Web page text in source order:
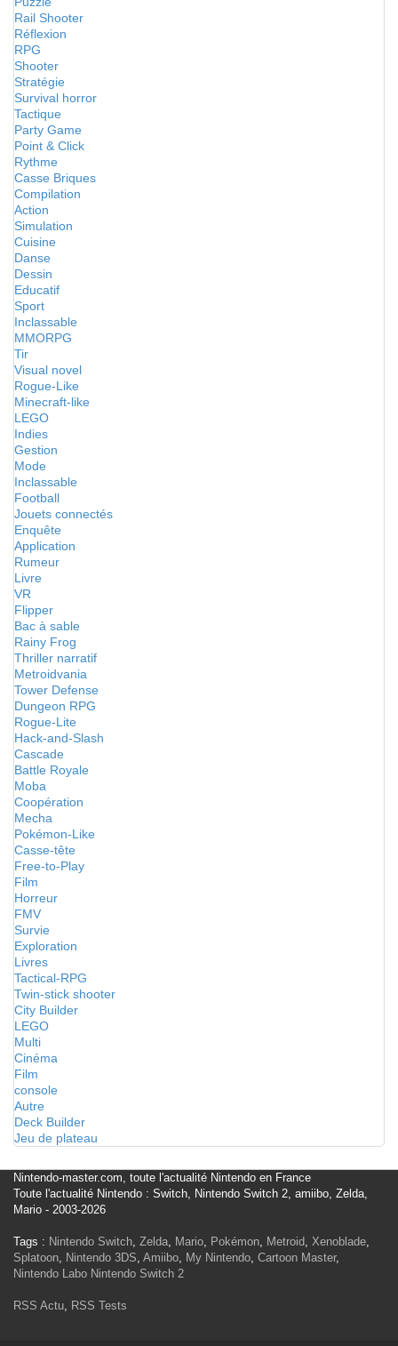
Rail Shooter
Réflexion
RPG
Shooter
Stratégie
Survival horror
Tactique
Party Game
Point & Click
Rythme
Casse Briques
Compilation
Action
Simulation
Cuisine
Danse
Dessin
Educatif
Sport
Inclassable
MMORPG
Tir
Visual novel
Rogue-Like
Minecraft-like
LEGO
Indies
Gestion
Mode
Inclassable
Football
Jouets connectés
Enquête
Application
Rumeur
Livre
VR
Flipper
Bac à sable
Rainy Frog
Thriller narratif
Metroidvania
Tower Defense
Dungeon RPG
Rogue-Lite
Hack-and-Slash
Cascade
Battle Royale
Moba
Coopération
Mecha
Pokémon-Like
Casse-tête
Free-to-Play
Film
Horreur
FMV
Survie
Exploration
Livres
Tactical-RPG
Twin-stick shooter
City Builder
LEGO
Multi
Cinéma
Film
console
Autre
Deck Builder
Jeu de plateau
Nintendo-master.com, toute l'actualité Nintendo en France
Toute l'actualité Nintendo : Switch, Nintendo Switch 2, amiibo, Zelda,
Mario - 2003-2026
Tags : Nintendo Switch, Zelda, Mario, Pokémon, Metroid, Xenoblade,
Splatoon, Nintendo 3DS, Amiibo, My Nintendo, Cartoon Master,
Nintendo Labo Nintendo Switch 2
RSS Actu, RSS Tests